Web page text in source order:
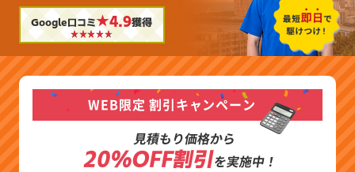
Google口コミ★4.9獲得
WEB限定 割引キャンペーン
見積もり価格から
20%OFF割引を実施中！